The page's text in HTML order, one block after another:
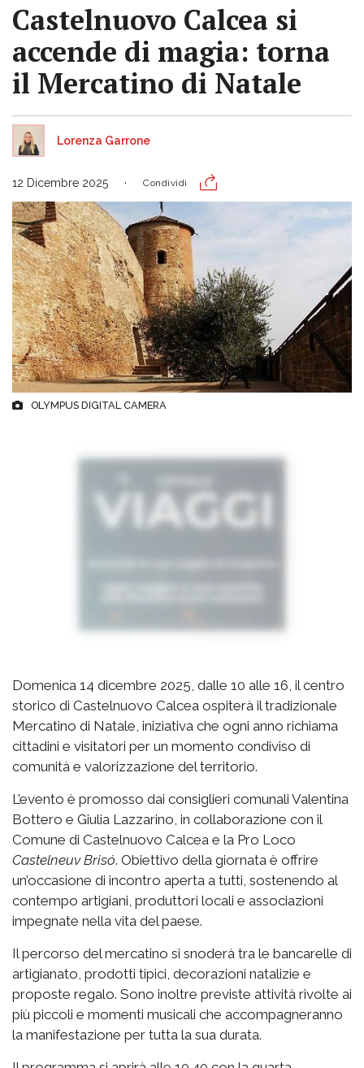
Castelnuovo Calcea si
accende di magia: torna
il Mercatino di Natale
Lorenza Garrone
12 Dicembre 2025 Condividi
OLYMPUS DIGITAL CAMERA
Domenica 14 dicembre 2025, dalle 10 alle 16, il centro
storico di Castelnuovo Calcea ospiterà il tradizionale
Mercatino di Natale, iniziativa che ogni anno richiama
cittadini e visitatori per un momento condiviso di
comunità e valorizzazione del territorio.
L’evento è promosso dai consiglieri comunali Valentina
Bottero e Giulia Lazzarino, in collaborazione con il
Comune di Castelnuovo Calcea e la Pro Loco
Castelneuv Brisó. Obiettivo della giornata è offrire
un’occasione di incontro aperta a tutti, sostenendo al
contempo artigiani, produttori locali e associazioni
impegnate nella vita del paese.
Il percorso del mercatino si snoderà tra le bancarelle di
artigianato, prodotti tipici, decorazioni natalizie e
proposte regalo. Sono inoltre previste attività rivolte ai
più piccoli e momenti musicali che accompagneranno
la manifestazione per tutta la sua durata.